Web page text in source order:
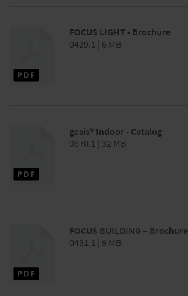
FOCUS LIGHT - Brochure
0429.1 | 6 MB
gesis® Indoor - Catalog
0670.1 | 32 MB
FOCUS BUILDING – Brochure
0431.1 | 9 MB